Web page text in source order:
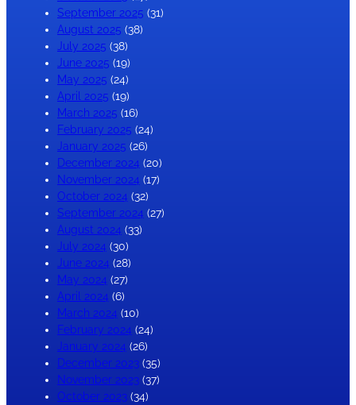
September 2025 (31)
August 2025 (38)
July 2025 (38)
June 2025 (19)
May 2025 (24)
April 2025 (19)
March 2025 (16)
February 2025 (24)
January 2025 (26)
December 2024 (20)
November 2024 (17)
October 2024 (32)
September 2024 (27)
August 2024 (33)
July 2024 (30)
June 2024 (28)
May 2024 (27)
April 2024 (6)
March 2024 (10)
February 2024 (24)
January 2024 (26)
December 2023 (35)
November 2023 (37)
October 2023 (34)